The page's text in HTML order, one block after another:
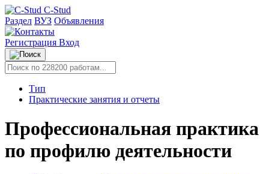
C-Stud
Раздел ВУЗ Объявления
Регистрация Вход
Тип
Практические занятия и отчеты
Профессиональная практика
по профилю деятельности